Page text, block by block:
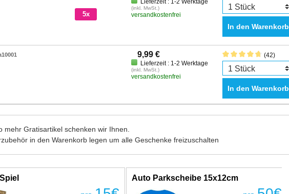
5x
Lieferzeit : 1-2 Werktage
(inkl. MwSt.)
versandkostenfrei
In den Warenkorb
9,99 €
Lieferzeit : 1-2 Werktage
(inkl. MwSt.)
versandkostenfrei
(42)
In den Warenkorb
Gratisartikel schenken wir Ihnen.
in den Warenkorb legen um alle Geschenke freizuschalten
Auto Parkscheibe 15x12cm